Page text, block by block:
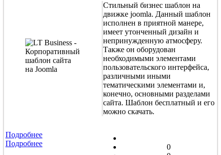
Стильный бизнес шаблон на
движке joomla. Данный шаблон
исполнен в приятной манере,
имеет утонченный дизайн и
непринужденную атмосферу.
Также он оборудован
необходимыми элементами
пользовательского интерфейса,
различными иными
тематическими элементами и,
конечно, основными разделами
сайта. Шаблон бесплатный и его
можно скачать.
Подробнее
Подробнее
0